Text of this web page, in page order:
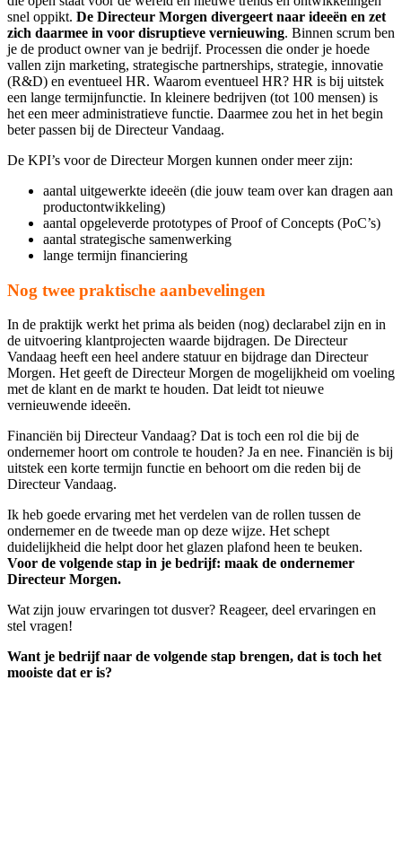
snel oppikt. De Directeur Morgen divergeert naar ideeën en zet
zich daarmee in voor disruptieve vernieuwing. Binnen scrum ben
je de product owner van je bedrijf. Processen die onder je hoede
vallen zijn marketing, strategische partnerships, strategie, innovatie
(R&D) en eventueel HR. Waarom eventueel HR? HR is bij uitstek
een lange termijnfunctie. In kleinere bedrijven (tot 100 mensen) is
het een meer administratieve functie. Daarmee zou het in het begin
beter passen bij de Directeur Vandaag.
De KPI’s voor de Directeur Morgen kunnen onder meer zijn:
aantal uitgewerkte ideeën (die jouw team over kan dragen aan
productontwikkeling)
aantal opgeleverde prototypes of Proof of Concepts (PoC’s)
aantal strategische samenwerking
lange termijn financiering
Nog twee praktische aanbevelingen
In de praktijk werkt het prima als beiden (nog) declarabel zijn en in
de uitvoering klantprojecten waarde bijdragen. De Directeur
Vandaag heeft een heel andere statuur en bijdrage dan Directeur
Morgen. Het geeft de Directeur Morgen de mogelijkheid om voeling
met de klant en de markt te houden. Dat leidt tot nieuwe
vernieuwende ideeën.
Financiën bij Directeur Vandaag? Dat is toch een rol die bij de
ondernemer hoort om controle te houden? Ja en nee. Financiën is bij
uitstek een korte termijn functie en behoort om die reden bij de
Directeur Vandaag.
Ik heb goede ervaring met het verdelen van de rollen tussen de
ondernemer en de tweede man op deze wijze. Het schept
duidelijkheid die helpt door het glazen plafond heen te beuken.
Voor de volgende stap in je bedrijf: maak de ondernemer
Directeur Morgen.
Wat zijn jouw ervaringen tot dusver? Reageer, deel ervaringen en
stel vragen!
Want je bedrijf naar de volgende stap brengen, dat is toch het
mooiste dat er is?